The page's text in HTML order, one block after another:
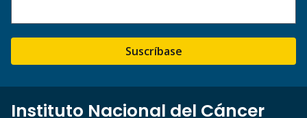
Suscríbase
Instituto Nacional del Cáncer